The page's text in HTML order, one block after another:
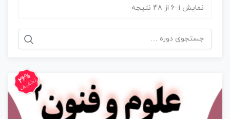
نمایش 1–6 از 48 نتیجه
جستجو
برای:
26%
تخفیف